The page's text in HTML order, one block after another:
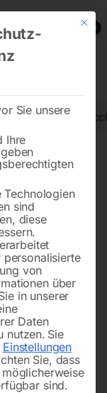
0
Kappe/
Mit
Sie unsere
Ihre
sind
diese
von
über
in unserer
Daten
nutzen. Sie
Einstellungen
Sie, dass
sind.